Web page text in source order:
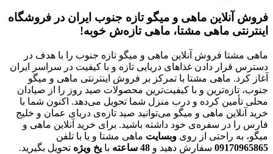
فروش آنلاین ماهی و میگو تازه جنوب ایران در فروشگاه
اینترنتی ماهی مشتا، ماهی تازه‌ش خوبه!
ماهی مشتا فروش آنلاین ماهی و میگو تازه جنوب را با هدف در
دسترس قرار دادن غذاهای دریایی تازه و با کیفیت در سراسر ایران
آغاز کرد. ماهی مشتا با تمرکز بر فروش اینترنتی ماهی و میگو
جنوب، تازه‌ترین و با کیفیت‌ترین محصولات صید روز را از صیادان
محلی تأمین کرده و درب منزل شما تحویل می‌دهد. اکنون شما با
خرید آنلاین ماهی و میگو می‌توانید صید تازه‌ی دریای عمان و خلیج
فارس را در سفره‌ی خود داشته باشید. برای خرید آنلاین ماهی و
میگو، به راحتی از روی وبسایت ماهی مشتا و یا با تلفن
09170965865 سفارش دهید و 48 ساعته با یخ ویژه تحویل بگیرید.